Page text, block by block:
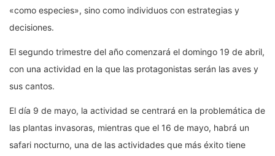
«como especies», sino como individuos con estrategias y
decisiones.
El segundo trimestre del año comenzará el domingo 19 de abril,
con una actividad en la que las protagonistas serán las aves y
sus cantos.
El día 9 de mayo, la actividad se centrará en la problemática de
las plantas invasoras, mientras que el 16 de mayo, habrá un
safari nocturno, una de las actividades que más éxito tiene